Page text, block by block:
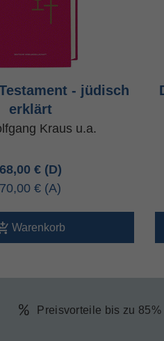
- jüdisch
erklärt
Kraus u.a.
68,00 €
70,00 €
Warenkorb
Preisvorteile bis zu 85%